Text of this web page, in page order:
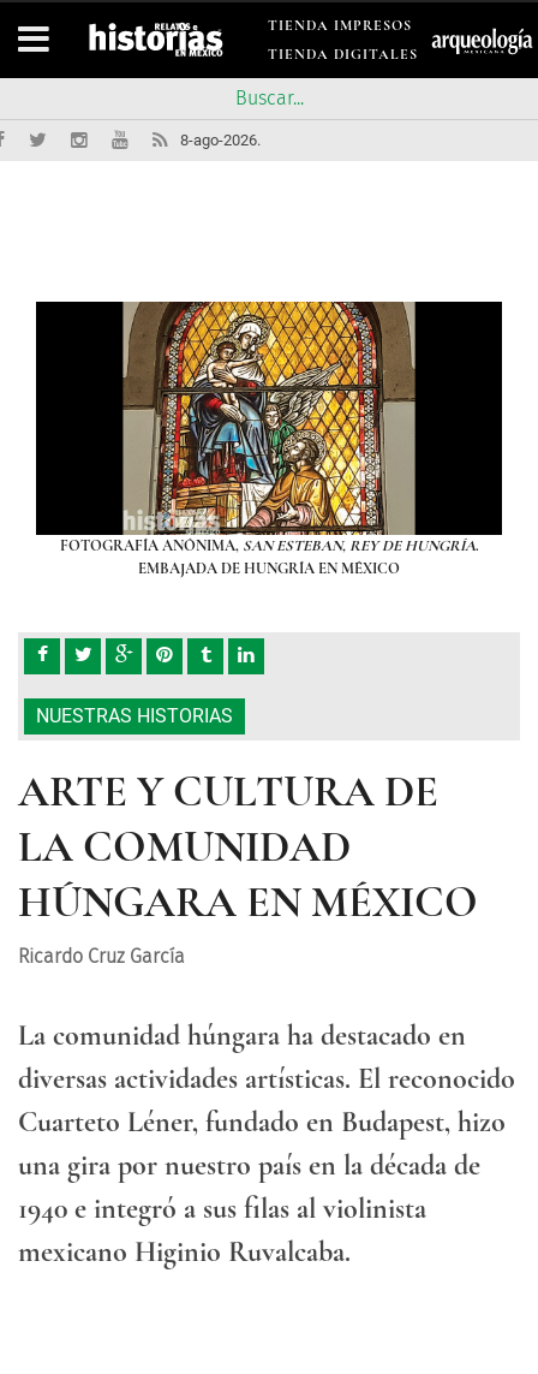
TIENDA IMPRESOS
TIENDA DIGITALES
8-ago-2026.
FOTOGRAFÍA ANÓNIMA, SAN ESTEBAN, REY DE HUNGRÍA.
EMBAJADA DE HUNGRÍA EN MÉXICO
NUESTRAS HISTORIAS
ARTE Y CULTURA DE
LA COMUNIDAD
HÚNGARA EN MÉXICO
Ricardo Cruz García
La comunidad húngara ha destacado en
diversas actividades artísticas. El reconocido
Cuarteto Léner, fundado en Budapest, hizo
una gira por nuestro país en la década de
1940 e integró a sus filas al violinista
mexicano Higinio Ruvalcaba.